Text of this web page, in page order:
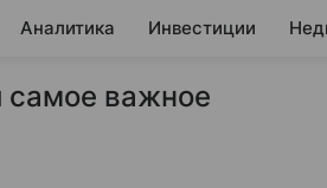
Аналитика Инвестиции
Mail
остался
самое важное